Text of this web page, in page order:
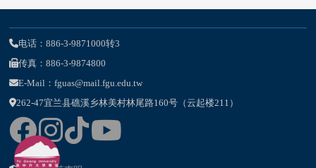
电话：886-3-9871000转3
传真：886-3-9874800
E-Mail：fguas@mail.fgu.edu.tw
262-47宜兰县礁溪乡林美村林尾路160号（云起楼211）